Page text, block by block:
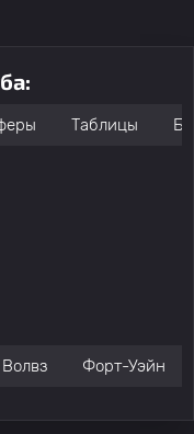
Таблицы
Форт-Уэйн